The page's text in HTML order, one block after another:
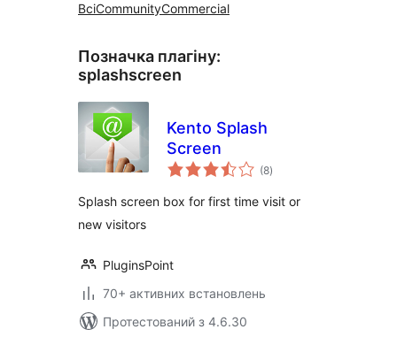
ВсіCommunityCommercial
Позначка плагіну:
splashscreen
Kento Splash
Screen
(8загальний
рейтинг
)
Splash screen box for first time visit or
new visitors
PluginsPoint
70+ активних встановлень
Протестований з 4.6.30